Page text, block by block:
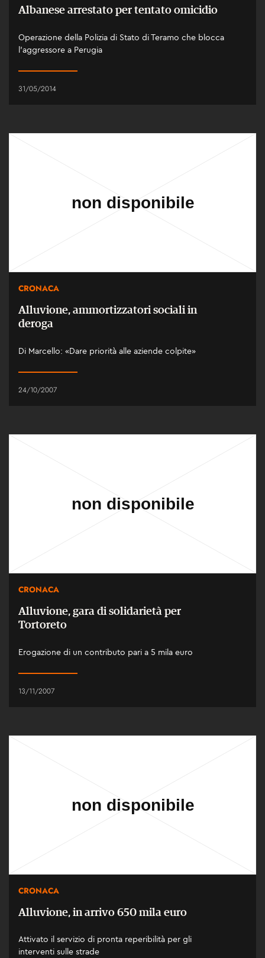
Albanese arrestato per tentato omicidio
Operazione della Polizia di Stato di Teramo che blocca
l'aggressore a Perugia
31/05/2014
CRONACA
Alluvione, ammortizzatori sociali in
deroga
Di Marcello: «Dare priorità alle aziende colpite»
24/10/2007
CRONACA
Alluvione, gara di solidarietà per
Tortoreto
Erogazione di un contributo pari a 5 mila euro
13/11/2007
CRONACA
Alluvione, in arrivo 650 mila euro
Attivato il servizio di pronta reperibilità per gli
interventi sulle strade